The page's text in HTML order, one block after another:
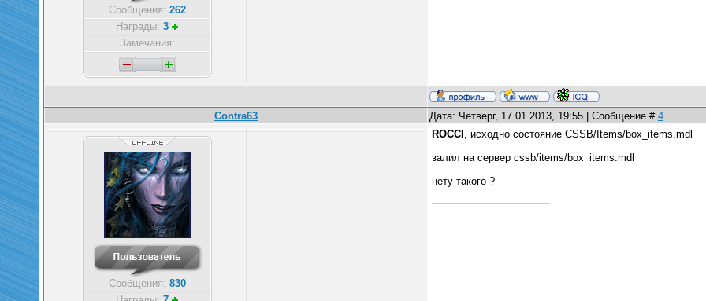
Сообщения: 262
Награды: 3
Замечания:
Contra63 Дата: Четверг, 17.01.2013, 19:55 | Сообщение # 4
Сообщения: 830
ROCCI , исходно состояние CSSB/Items/box_items.mdl
залил на сервер cssb/items/box_items.mdl
нету такого ?